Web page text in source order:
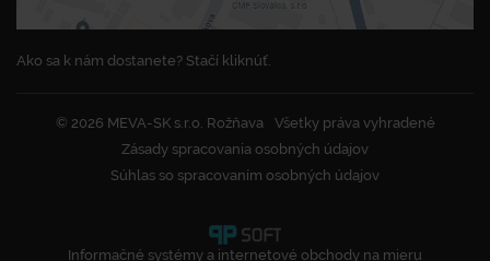
Ako sa k nám dostanete? Stačí kliknúť.
© 2026 MEVA-SK s.r.o. Rožňava
Všetky práva vyhradené
Zásady spracovania osobných údajov
Súhlas so spracovaním osobných údajov
Informačné systémy a internetové obchody na mieru